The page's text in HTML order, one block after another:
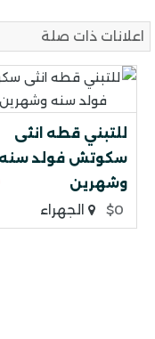
اعلانات ذات صلة
للتبني قطه انثى
سكوتش فولد سنه
وشهرين
$0
الجهراء